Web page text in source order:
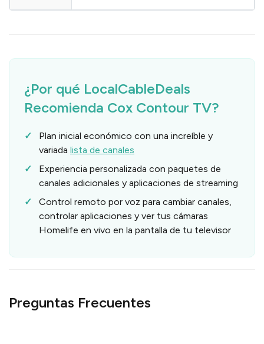
¿Por qué LocalCableDeals
Recomienda Cox Contour TV?
Plan inicial económico con una increíble y
variada lista de canales
Experiencia personalizada con paquetes de
canales adicionales y aplicaciones de streaming
Control remoto por voz para cambiar canales,
controlar aplicaciones y ver tus cámaras
Homelife en vivo en la pantalla de tu televisor
Preguntas Frecuentes